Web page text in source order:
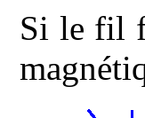
Si le fil